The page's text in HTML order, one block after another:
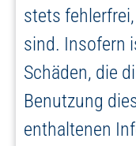
stets
sind. Insofern
Schäden, die
Benutzung
enthaltenen